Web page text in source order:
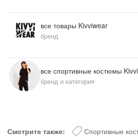
все товары Kivviwear
бренд
все спортивные костюмы
бренд и категория
Смотрите также:
Спортивные